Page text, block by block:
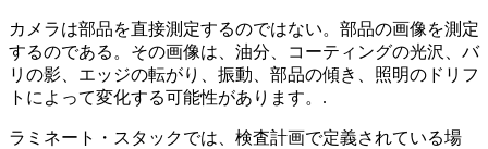
カメラは部品を直接測定するのではない。部品の画像を測定
するのである。その画像は、油分、コーティングの光沢、バ
リの影、エッジの転がり、振動、部品の傾き、照明のドリフ
トによって変化する可能性があります。.
ラミネート・スタックでは、検査計画で定義されている場